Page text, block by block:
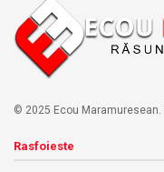
© 2025 Ecou Maramuresean.
Rasfoieste